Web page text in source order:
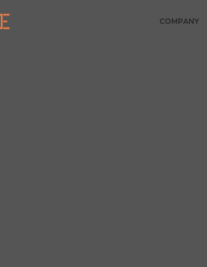
COMPANY